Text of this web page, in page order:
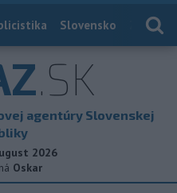
Slovensko
.SK
agentúry Slovenskej
2026
Oskar